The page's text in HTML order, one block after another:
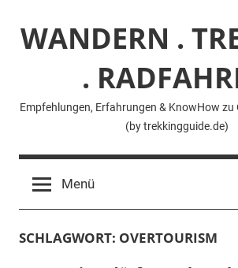
Inhalt
springenWANDERN .
.
Empfehlungen, Erfahrungen & KnowHow
(by trekkingguide.de)
Menü
SCHLAGWORT: OVERTOURISM